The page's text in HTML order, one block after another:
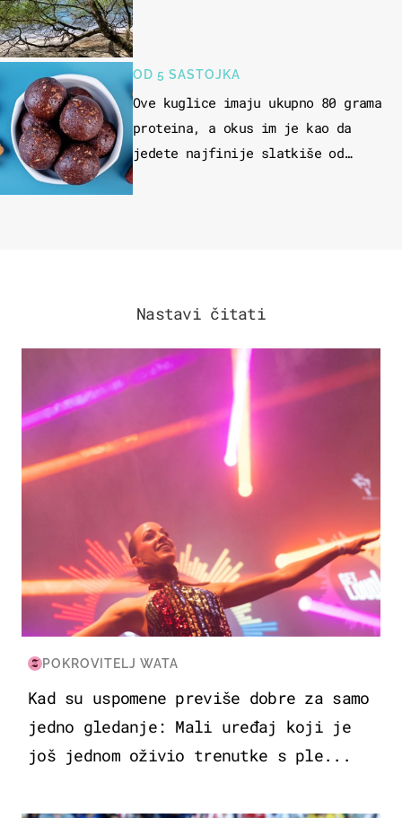
OD 5 SASTOJKA
Ove kuglice imaju ukupno 80 grama
proteina, a okus im je kao da
jedete najfinije slatkiše od
Nastavi čitati
KULTURA & ZABAVA
POKROVITELJ WATA
Kad su uspomene previše dobre za samo
jedno gledanje: Mali uređaj koji je
još jednom oživio trenutke s ple...